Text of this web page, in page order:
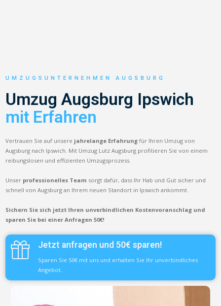
UMZUGSUNTERNEHMEN AUGSBURG
Umzug Augsburg Ipswich
mit Erfahren
Vertrauen Sie auf unsere jahrelange Erfahrung für Ihren Umzug von
Augsburg nach Ipswich. Mit Umzug Lutz Augsburg profitieren Sie von einem
reibungslosen und effizienten Umzugsprozess.
Unser professionelles Team sorgt dafür, dass Ihr Hab und Gut sicher und
schnell von Augsburg an Ihrem neuen Standort in Ipswich ankommt.
Sichern Sie sich jetzt Ihren unverbindlichen Kostenvoranschlag und
sparen Sie bei einer Anfragen 50€!
Jetzt anfragen und 50€ sparen!
Sparen Sie 50€ mit uns und erhalten Sie Ihr unverbindliches
Angebot.